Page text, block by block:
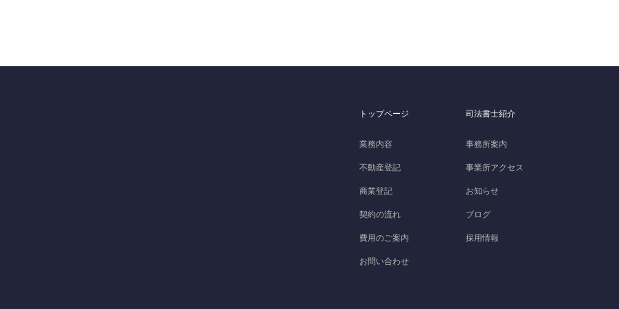
トップページ
業務内容
不動産登記
商業登記
契約の流れ
費用のご案内
お問い合わせ
司法書士紹介
事務所案内
事業所アクセス
お知らせ
ブログ
採用情報